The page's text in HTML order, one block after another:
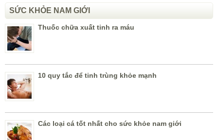
SỨC KHỎE NAM GIỚI
Thuốc chữa xuất tinh ra máu
10 quy tắc để tinh trùng khỏe mạnh
Các loại cá tốt nhất cho sức khỏe nam giới